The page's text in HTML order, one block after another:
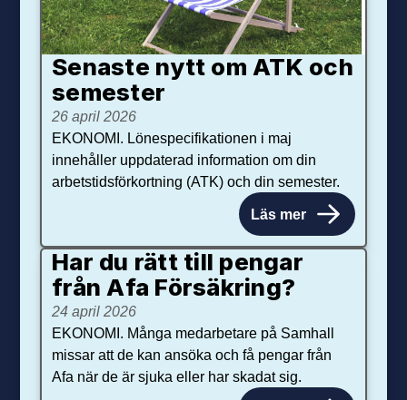
Senaste nytt om ATK och
se­mester
26 april 2026
EKONOMI. Lönespecifikationen i maj
innehåller uppdaterad information om din
arbetstidsförkortning (ATK) och din semester.
Läs mer
Har du rätt till pengar
från Afa Försäkring?
24 april 2026
EKONOMI. Många medarbetare på Samhall
missar att de kan ansöka och få pengar från
Afa när de är sjuka eller har skadat sig.